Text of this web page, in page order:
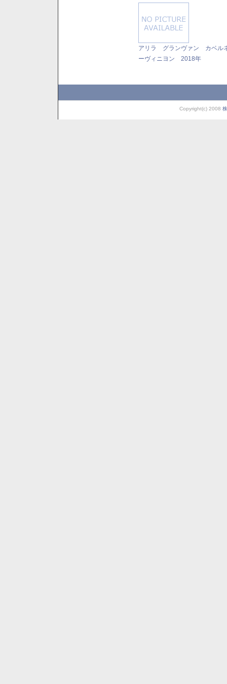
アリラ グランヴァン カベル
ーヴィニヨン 2018年
Copyright(c) 2008